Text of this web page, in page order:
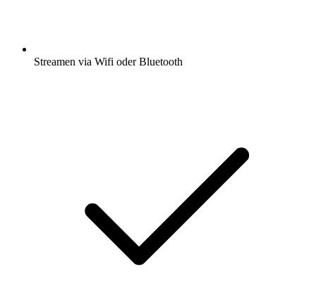
Streamen via Wifi oder Bluetooth